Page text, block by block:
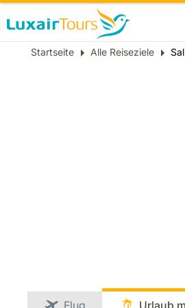
Breadcrumb
Startseite Alle Reiseziele Sal